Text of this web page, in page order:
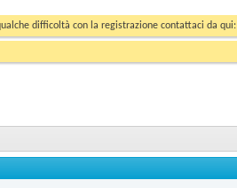
difficoltà con la registrazione contattaci da qui: